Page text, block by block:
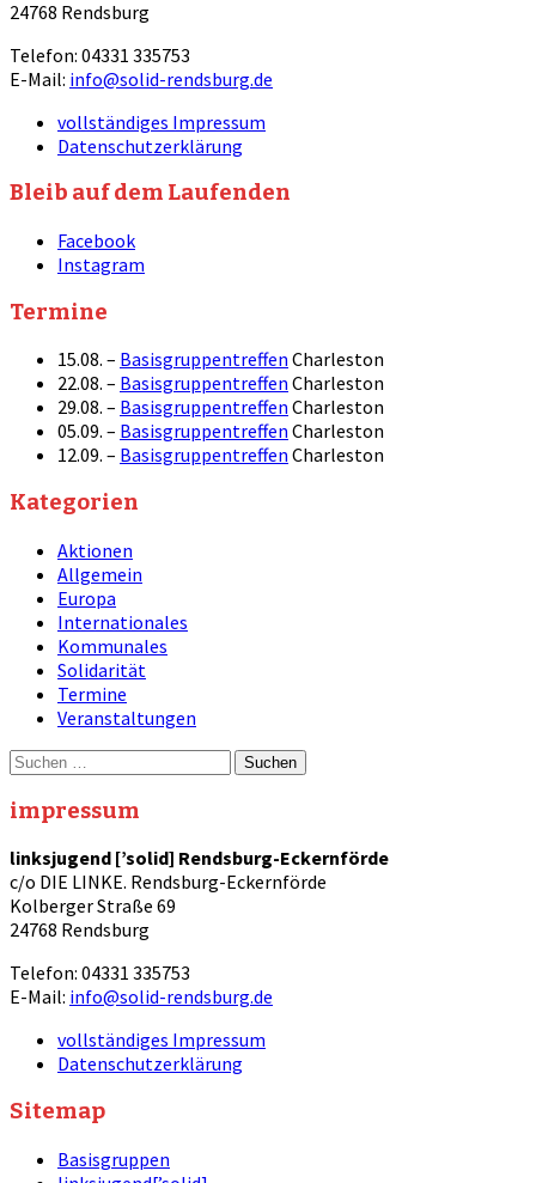
24768 Rendsburg
Telefon: 04331 335753
E-Mail: info@solid-rendsburg.de
vollständiges Impressum
Datenschutzerklärung
Bleib auf dem Laufenden
Facebook
Instagram
Termine
15.08. – Basisgruppentreffen Charleston
22.08. – Basisgruppentreffen Charleston
29.08. – Basisgruppentreffen Charleston
05.09. – Basisgruppentreffen Charleston
12.09. – Basisgruppentreffen Charleston
Kategorien
Aktionen
Allgemein
Europa
Internationales
Kommunales
Solidarität
Termine
Veranstaltungen
Suche
nach:
impressum
linksjugend [’solid] Rendsburg-Eckernförde
c/o DIE LINKE. Rendsburg-Eckernförde
Kolberger Straße 69
24768 Rendsburg
Telefon: 04331 335753
E-Mail: info@solid-rendsburg.de
vollständiges Impressum
Datenschutzerklärung
Sitemap
Basisgruppen